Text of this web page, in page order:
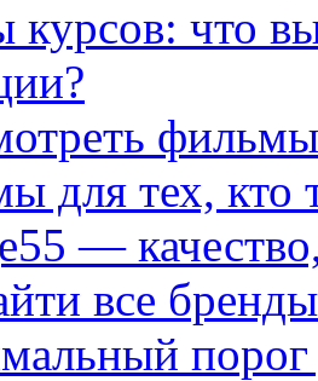
курсов: что
для тех, кто
—
все
порог